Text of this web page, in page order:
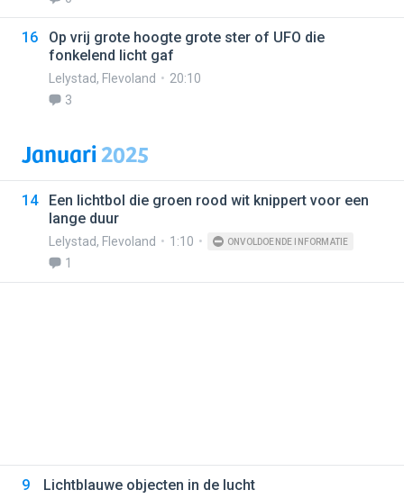
16
Op vrij grote hoogte grote ster of UFO die
fonkelend licht gaf
Lelystad, Flevoland
20:10
3
Januari2025
14
Een lichtbol die groen rood wit knippert voor een
lange duur
Lelystad, Flevoland 1:10 ONVOLDOENDE INFORMATIE
1
9 Lichtblauwe objecten in de lucht